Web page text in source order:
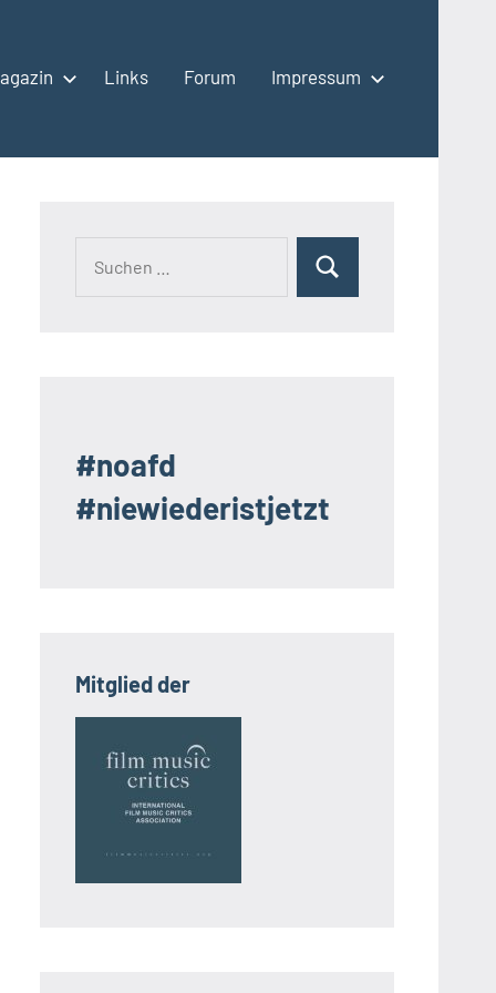
Links Forum Impressum
Suchen
#noafd
#niewiederistjetzt
Mitglied der